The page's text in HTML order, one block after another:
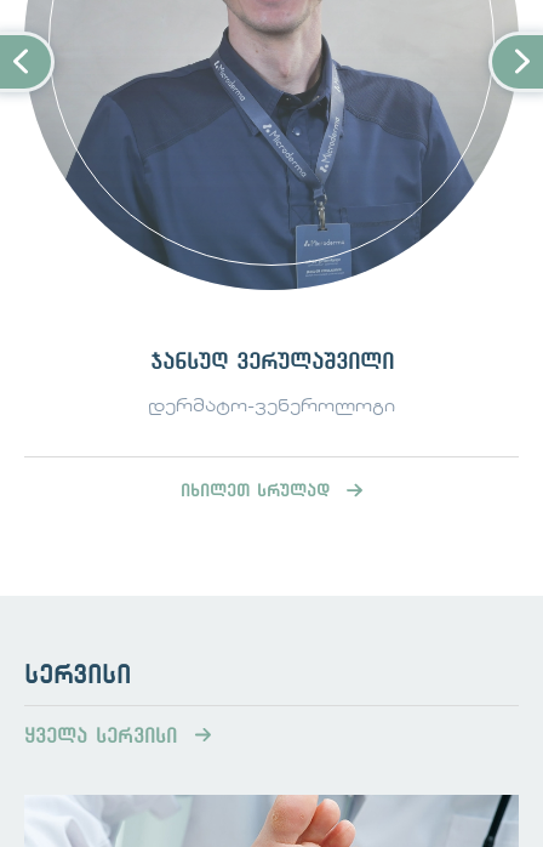
ჯანსუღ ვერულაშვილი
დერმატო-ვენეროლოგი
იხილეთ სრულად
სერვისი
ყველა სერვისი